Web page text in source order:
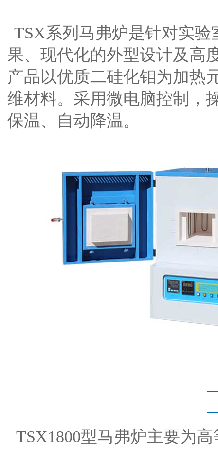
TSX系列马弗炉是针对实
果、现代化的外型设计及高
产品以优质二硅化钼为加热
维材料。采用微电脑控制，
保温、自动降温。
TSX1800型马弗炉主要为